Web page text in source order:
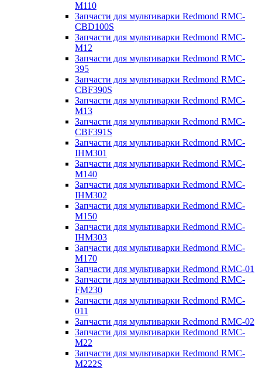
M110
Запчасти для мультиварки Redmond RMC-
CBD100S
Запчасти для мультиварки Redmond RMC-
M12
Запчасти для мультиварки Redmond RMC-
395
Запчасти для мультиварки Redmond RMC-
CBF390S
Запчасти для мультиварки Redmond RMC-
M13
Запчасти для мультиварки Redmond RMC-
CBF391S
Запчасти для мультиварки Redmond RMC-
IHM301
Запчасти для мультиварки Redmond RMC-
M140
Запчасти для мультиварки Redmond RMC-
IHM302
Запчасти для мультиварки Redmond RMC-
M150
Запчасти для мультиварки Redmond RMC-
IHM303
Запчасти для мультиварки Redmond RMC-
M170
Запчасти для мультиварки Redmond RMC-01
Запчасти для мультиварки Redmond RMC-
FM230
Запчасти для мультиварки Redmond RMC-
011
Запчасти для мультиварки Redmond RMC-02
Запчасти для мультиварки Redmond RMC-
M22
Запчасти для мультиварки Redmond RMC-
M222S